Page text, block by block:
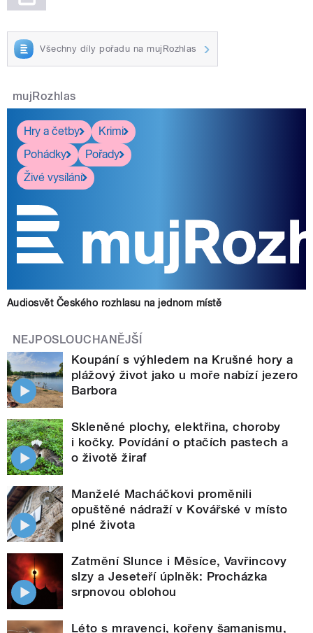
Všechny díly pořadu na mujRozhlas
mujRozhlas
Hry a četby
Krimi
Pohádky
Pořady
Živé vysílání
Audiosvět Českého rozhlasu na jednom místě
NEJPOSLOUCHANĚJŠÍ
Koupání s výhledem na Krušné hory a
plážový život jako u moře nabízí jezero
Barbora
Skleněné plochy, elektřina, choroby
i kočky. Povídání o ptačích pastech a
o životě žiraf
Manželé Macháčkovi proměnili
opuštěné nádraží v Kovářské v místo
plné života
Zatmění Slunce i Měsíce, Vavřincovy
slzy a Jeseteří úplněk: Procházka
srpnovou oblohou
Léto s mravenci, kořeny šamanismu,